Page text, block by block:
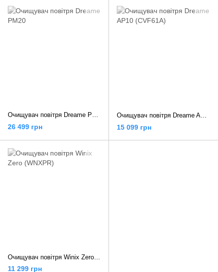
Очищувач повітря Dreame PM20
26 499 грн
Очищувач повітря Dreame AP10 (CVF61A)
15 099 грн
11 299 грн